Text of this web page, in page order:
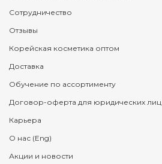
Сотрудничество
Отзывы
Корейская косметика оптом
Доставка
Обучение по ассортименту
Договор-оферта для юридических лиц
Карьера
О нас (Eng)
Акции и новости